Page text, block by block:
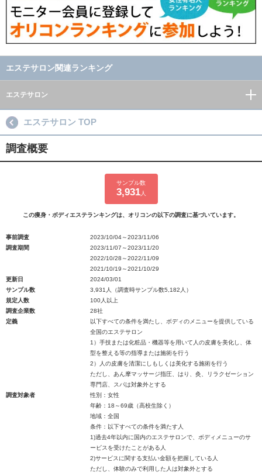
エステサロン関連ランキング
エステサロン
エステサロン TOP
調査概要
サンプル数
3,931人
この痩身・ボディエステランキングは、オリコンの以下の調査に基づいています。
事前調査
2023/10/04～2023/11/06
調査期間
2023/11/07～2023/11/20
2022/10/28～2022/11/09
2021/10/19～2021/10/29
更新日
2024/03/01
サンプル数
3,931人（調査時サンプル数5,182人）
規定人数
100人以上
調査企業数
28社
定義
以下すべての条件を満たし、ボディのメニューを提供している
全国のエステサロン
1）手技または化粧品・機器等を用いて人の皮膚を美化し、体
型を整える等の指導または施術を行う
2）人の皮膚を清潔にしもしくは美化する施術を行う
ただし、あん摩マッサージ指圧、はり、灸、リラクゼーション
専門店、スパは対象外とする
調査対象者
性別：女性
年齢：18～69歳（高校生除く）
地域：全国
条件：以下すべての条件を満たす人
1)過去4年以内に国内のエステサロンで、ボディメニューのサ
ービスを受けたことがある人
2)サービスに関する支払い金額を把握している人
ただし、体験のみで利用した人は対象外とする